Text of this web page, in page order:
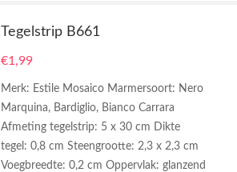
Tegelstrip B661
€1,99
Merk: Estile Mosaico Marmersoort: Nero
Marquina, Bardiglio, Bianco Carrara
Afmeting tegelstrip: 5 x 30 cm Dikte
tegel: 0,8 cm Steengrootte: 2,3 x 2,3 cm
Voegbreedte: 0,2 cm Oppervlak: glanzend